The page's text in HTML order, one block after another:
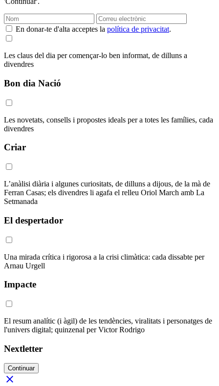
En donar-te d'alta acceptes la política de privacitat.
Les claus del dia per començar-lo ben informat, de dilluns a
divendres
Bon dia Nació
Les novetats, consells i propostes ideals per a totes les famílies, cada
divendres
Criar
L’anàlisi diària i algunes curiositats, de dilluns a dijous, de la mà de
Ferran Casas; els divendres li agafa el relleu Oriol March amb La
Setmanada
El despertador
Una mirada crítica i rigorosa a la crisi climàtica: cada dissabte per
Arnau Urgell
Impacte
El resum analític (i àgil) de les tendències, viralitats i personatges de
l'univers digital; quinzenal per Victor Rodrigo
Nextletter
Continuar
close